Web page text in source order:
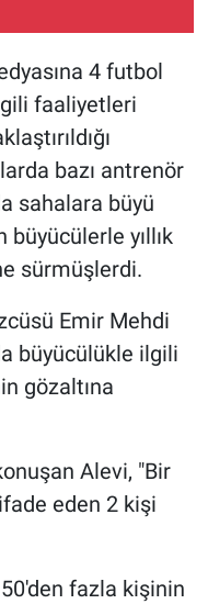
4 futbol
faaliyetleri
bazı antrenör
sahalara büyü
büyücülerle yıllık
sürmüşlerdi.
Emir Mehdi
büyücülükle ilgili
gözaltına
Alevi, "Bir
eden 2 kişi
fazla kişinin